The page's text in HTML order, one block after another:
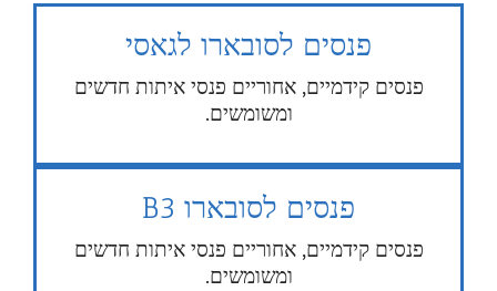
פנסים לסובארו לגאסי
פנסים קידמיים, אחוריים פנסי איתות חדשים
ומשומשים.
פנסים לסובארו B3
פנסים קידמיים, אחוריים פנסי איתות חדשים
ומשומשים.